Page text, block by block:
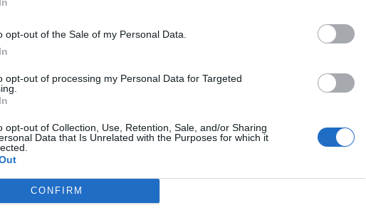
opt-out of the Sale of my Personal Data.
opt-out of processing my Personal Data for Targeted
opt-out of Collection, Use, Retention, Sale, and/or Sharing
Data that Is Unrelated with the Purposes for which it
CONFIRM
Ora, invece,la Corte d’Appello ha
assolto perchè il fatto non
la truffa e assolvendolo anche
carte di credito perchè il fatto non è
sorridere: «Piango dalla gioia
che ho sempre sentito addosso come